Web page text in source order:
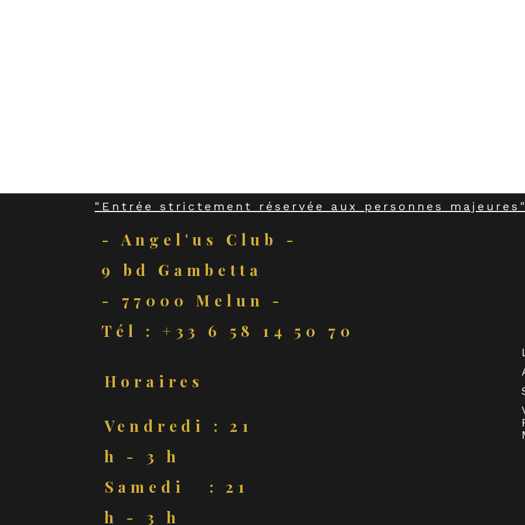
"Entrée strictement réservée aux personnes
- Angel'us Club -
9 bd Gambetta
- 77000 Melun -
Tél : +33 6 58 14 50 70
Horaires
Vendredi : 21
h - 3 h
Samedi : 21
h - 3 h